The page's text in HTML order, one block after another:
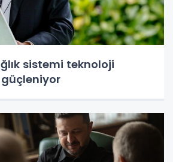
sistemi teknoloji
güçleniyor